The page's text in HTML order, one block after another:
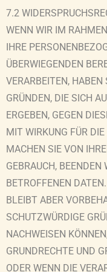
7.2
WENN WIR IM
IHRE
ÜBERWIEGENDEN
VERARBEITEN, HABEN
GRÜNDEN, DIE SICH
ERGEBEN, GEGEN
MIT WIRKUNG FÜR
MACHEN SIE VON
GEBRAUCH, BEENDEN
BETROFFENEN
BLEIBT ABER
SCHUTZWÜRDIGE
NACHWEISEN
GRUNDRECHTE UND
ODER WENN DIE